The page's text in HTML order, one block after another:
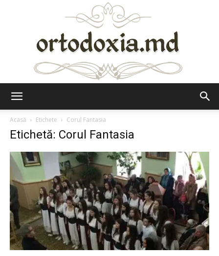
Acasă
Etichete Corul Fantasia
Etichetă: Corul Fantasia